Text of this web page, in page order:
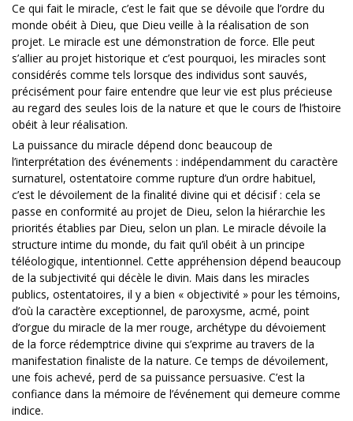
Ce qui fait le miracle, c’est le fait que se dévoile que l’ordre du
monde obéit à Dieu, que Dieu veille à la réalisation de son
projet. Le miracle est une démonstration de force. Elle peut
s’allier au projet historique et c’est pourquoi, les miracles sont
considérés comme tels lorsque des individus sont sauvés,
précisément pour faire entendre que leur vie est plus précieuse
au regard des seules lois de la nature et que le cours de l’histoire
obéit à leur réalisation.
La puissance du miracle dépend donc beaucoup de
l’interprétation des événements : indépendamment du caractère
surnaturel, ostentatoire comme rupture d’un ordre habituel,
c’est le dévoilement de la finalité divine qui et décisif : cela se
passe en conformité au projet de Dieu, selon la hiérarchie les
priorités établies par Dieu, selon un plan. Le miracle dévoile la
structure intime du monde, du fait qu’il obéit à un principe
téléologique, intentionnel. Cette appréhension dépend beaucoup
de la subjectivité qui décèle le divin. Mais dans les miracles
publics, ostentatoires, il y a bien « objectivité » pour les témoins,
d’où la caractère exceptionnel, de paroxysme, acmé, point
d’orgue du miracle de la mer rouge, archétype du dévoiement
de la force rédemptrice divine qui s’exprime au travers de la
manifestation finaliste de la nature. Ce temps de dévoilement,
une fois achevé, perd de sa puissance persuasive. C’est la
confiance dans la mémoire de l’événement qui demeure comme
indice.